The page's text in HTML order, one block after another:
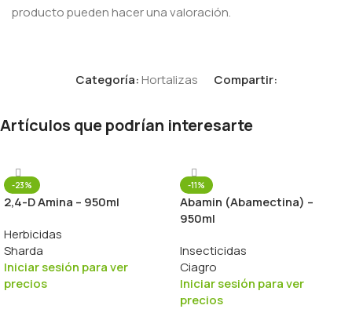
producto pueden hacer una valoración.
Categoría:Hortalizas Compartir:
Artículos que podrían interesarte
-23%
2,4-D Amina – 950ml
Herbicidas
Sharda
Iniciar sesión para ver
precios
-11%
Abamin (Abamectina) –
950ml
Insecticidas
Ciagro
Iniciar sesión para ver
precios